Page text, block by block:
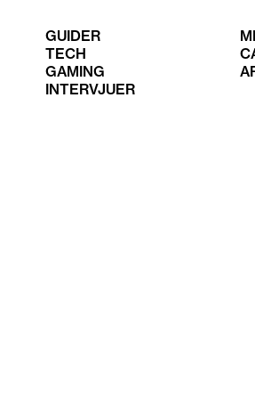
GUIDER
TECH
GAMING
INTERVJUER